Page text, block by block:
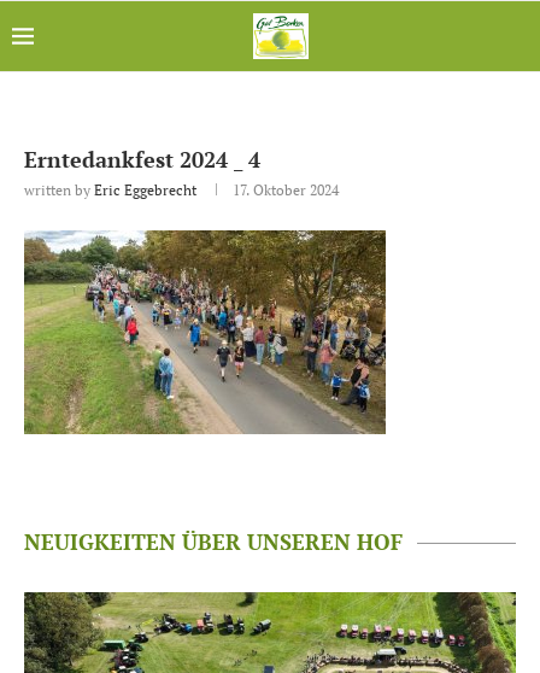
Erntedankfest 2024 _ 4
written by Eric Eggebrecht 17. Oktober 2024
NEUIGKEITEN ÜBER UNSEREN HOF